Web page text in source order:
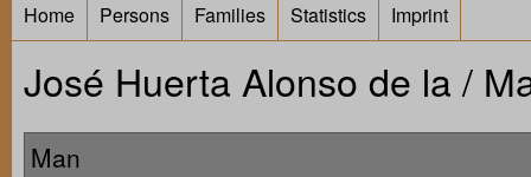
Home Persons Families Statistics Imprint
José Huerta Alonso de la /
Man